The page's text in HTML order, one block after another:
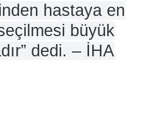
hastaya en
büyük
dedi. – İHA